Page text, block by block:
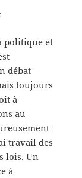
politique et
débat
toujours
à
au
travail des
lois. Un
à